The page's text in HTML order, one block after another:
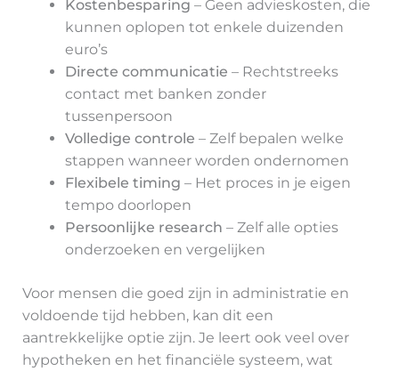
Kostenbesparing – Geen advieskosten, die
kunnen oplopen tot enkele duizenden
euro’s
Directe communicatie – Rechtstreeks
contact met banken zonder
tussenpersoon
Volledige controle – Zelf bepalen welke
stappen wanneer worden ondernomen
Flexibele timing – Het proces in je eigen
tempo doorlopen
Persoonlijke research – Zelf alle opties
onderzoeken en vergelijken
Voor mensen die goed zijn in administratie en
voldoende tijd hebben, kan dit een
aantrekkelijke optie zijn. Je leert ook veel over
hypotheken en het financiële systeem, wat